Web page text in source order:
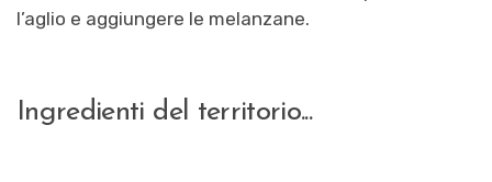
l’aglio e aggiungere le melanzane.
Ingredienti del territorio...